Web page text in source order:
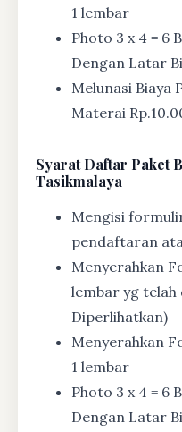
1 lembar
Photo 3 x 4 = 6
Dengan Latar
Melunasi Biaya
Materai
SyaratDaftar Paket
Tasikmalaya
Mengisi
pendaftaran
Menyerahkan
lembar yg telah
Diperlihatkan)
Menyerahkan
1 lembar
Photo 3 x 4 = 6
Dengan Latar